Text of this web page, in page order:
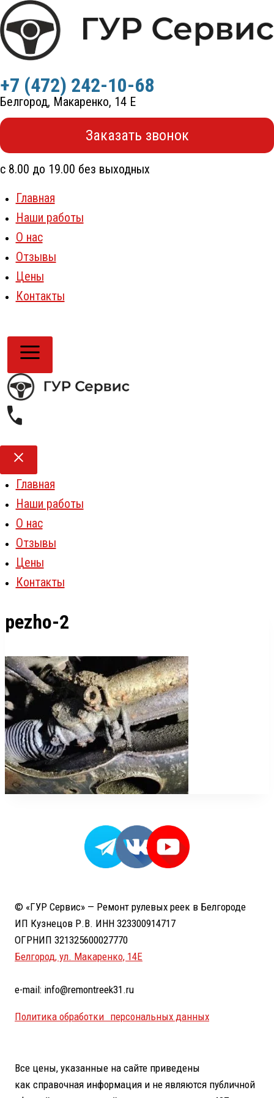
Перейти
к
содержимому
+7 (472) 242-10-68
Белгород, Макаренко, 14 Е
Заказать звонок
с 8.00 до 19.00 без выходных
Главная
Наши работы
О нас
Отзывы
Цены
Контакты
Главная
Наши работы
О нас
Отзывы
Цены
Контакты
pezho-2
© «ГУР Сервис» — Ремонт рулевых реек в Белгороде
ИП Кузнецов Р.В. ИНН 323300914717
ОГРНИП 321325600027770
Белгород, ул. Макаренко, 14Е
e-mail: info@remontreek31.ru
Политика обработки персональных данных
Все цены, указанные на сайте приведены
как справочная информация и не являются публичной